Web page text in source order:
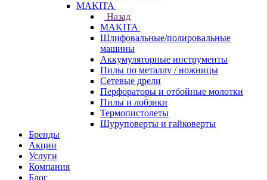
МAKITA
Назад
МAKITA
Шлифовальные/полировальные
машины
Аккумуляторные инструменты
Пилы по металлу / ножницы
Сетевые дрели
Перфораторы и отбойные молотки
Пилы и лобзики
Термопистолеты
Шуруповерты и гайковерты
Бренды
Акции
Услуги
Компания
Блог